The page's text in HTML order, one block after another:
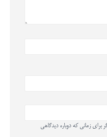
برای زمانی که دوباره دیدگاهی